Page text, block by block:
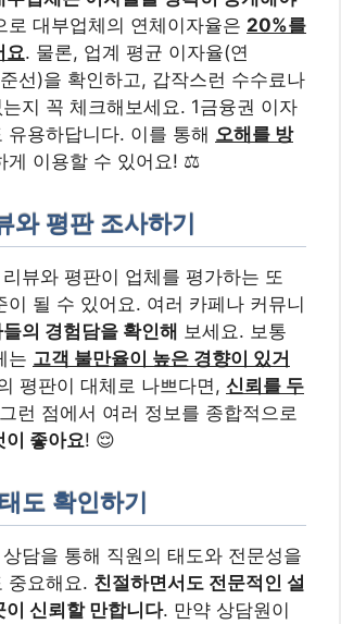
로 대부업체의 연체이자율은 20%를
요. 물론, 업계 평균 이자율(연
선)을 확인하고, 갑작스런 수수료나
지 꼭 체크해보세요. 1금융권 이자
유용하답니다. 이를 통해 오해를 방
게 이용할 수 있어요! ⚖️
와 평판 조사하기
뷰와 평판이 업체를 평가하는 또
이 될 수 있어요. 여러 카페나 커뮤니
의 경험담을 확인해 보세요. 보통
는 고객 불만율이 높은 경향이 있거
평판이 대체로 나쁘다면, 신뢰를 두
런 점에서 여러 정보를 종합적으로
이 좋아요! 😌
도 확인하기
담을 통해 직원의 태도와 전문성을
중요해요. 친절하면서도 전문적인 설
이 신뢰할 만합니다. 만약 상담원이